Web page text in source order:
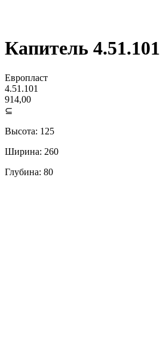
Капитель 4.51.101
Европласт
4.51.101
914,00
⊆
Высота: 125
Ширина: 260
Глубина: 80